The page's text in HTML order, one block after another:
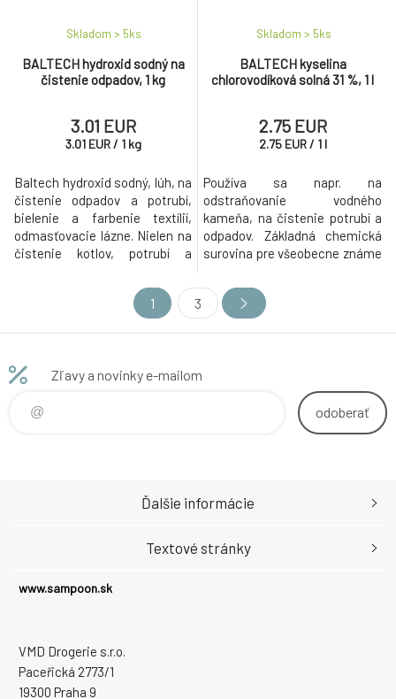
BALTECH hydroxid sodný na
čistenie odpadov, 1 kg
Skladom > 5ks
3.01 EUR
3.01 EUR / 1 kg
Baltech hydroxid sodný, lúh, na
čistenie odpadov a potrubí,
bielenie a farbenie textílií,
odmasťovacie lázne. Nielen na
čistenie kotlov, potrubí a
BALTECH kyselina
chlorovodíková solná 31 %, 1 l
Skladom > 5ks
2.75 EUR
2.75 EUR / 1 l
Používa sa napr. na
odstraňovanie vodného
kameňa, na čistenie potrubí a
odpadov. Základná chemická
surovina pre všeobecne známe
1 3
Zľavy a novinky e-mailom
odoberať
www.sampoon.sk
VMD Drogerie s.r.o.
Paceřická 2773/1
19300 Praha 9
Ďalšie informácie
Textové stránky